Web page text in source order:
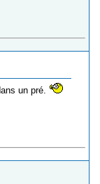
un pré.